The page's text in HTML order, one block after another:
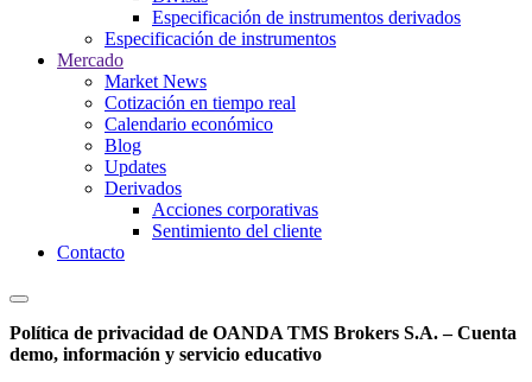
Especificación de instrumentos derivados
Especificación de instrumentos
Mercado
Market News
Cotización en tiempo real
Calendario económico
Blog
Updates
Derivados
Acciones corporativas
Sentimiento del cliente
Contacto
Política de privacidad de OANDA TMS Brokers S.A. – Cuenta
demo, información y servicio educativo